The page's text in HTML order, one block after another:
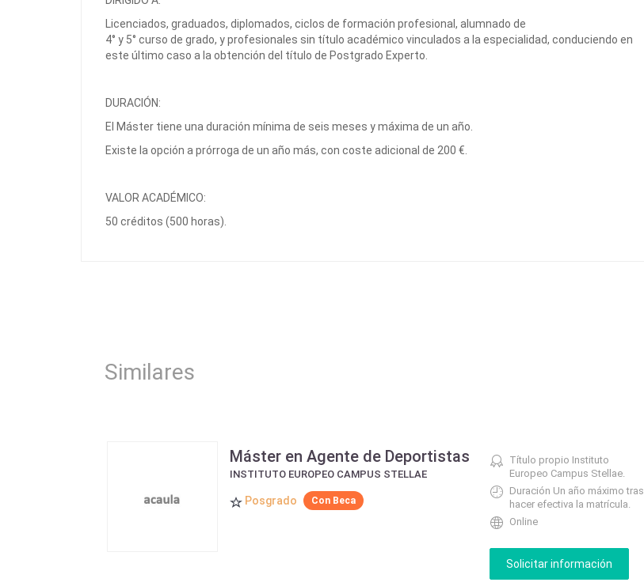
Licenciados, graduados, diplomados, ciclos de formación profesional, alumnado de
4° y 5° curso de grado, y profesionales sin título académico vinculados a la especialidad, conduciendo en
este último caso a la obtención del título de Postgrado Experto.
DURACIÓN:
El Máster tiene una duración mínima de seis meses y máxima de un año.
Existe la opción a prórroga de un año más, con coste adicional de 200 €.
VALOR ACADÉMICO:
50 créditos (500 horas).
Similares
Máster en Agente de Deportistas
INSTITUTO EUROPEO CAMPUS STELLAE
Posgrado Con Beca
Título propio Instituto
Europeo Campus Stellae.
Duración Un año máximo tras
hacer efectiva la matrícula.
Online